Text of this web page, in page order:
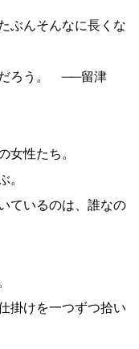
ぶんそんなに長くな
だろう。 ──留津
女性たち。
。
ているのは、誰なの
掛けを一つずつ拾い